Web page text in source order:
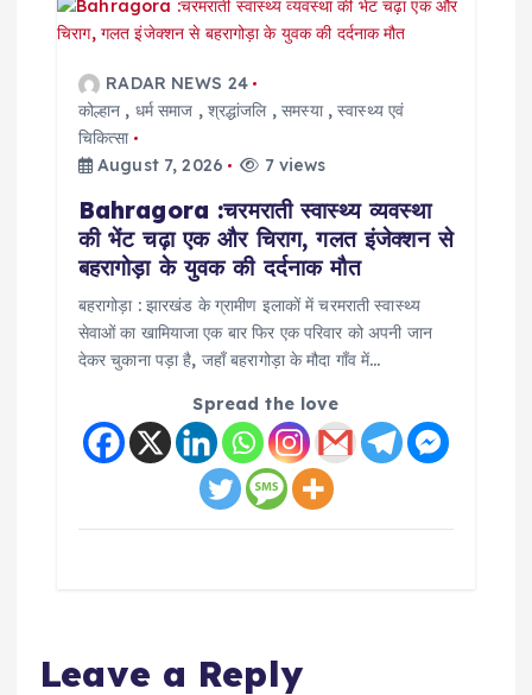
RADAR NEWS 24
कोल्हान , धर्म समाज , श्रद्धांजलि,समस्या,स्वास्थ्य एवं
चिकित्सा
August 7, 2026
7 views
Bahragora :चरमराती स्वास्थ्य व्यवस्था
की भेंट चढ़ा एक और चिराग, गलत इंजेक्शन से
बहरागोड़ा के युवक की दर्दनाक मौत
बहरागोड़ा : झारखंड के ग्रामीण इलाकों में चरमराती स्वास्थ्य
सेवाओं का खामियाजा एक बार फिर एक परिवार को अपनी जान
देकर चुकाना पड़ा है, जहाँ बहरागोड़ा के मौदा गाँव में…
Spread the love
Leave a Reply